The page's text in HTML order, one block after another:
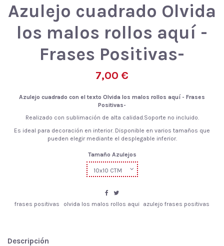
Azulejo cuadrado Olvida
los malos rollos aquí -
Frases Positivas-
7,00 €
Azulejo cuadrado con el texto Olvida los malos rollos aquí - Frases
Positivas-
Realizado con sublimación de alta calidad.Soporte no incluido.
Es ideal para decoración en interior. Disponible en varios tamaños que
pueden elegir mediante el desplegable inferior.
Tamaño Azulejos
frases positivas olvida los malos rollos aqui azulejo frases positivas
Descripción